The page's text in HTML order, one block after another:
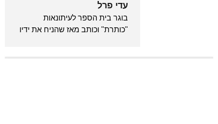
עדי פרל
בוגר בית הספר לעיתונאות
"כותרת" וכותב מאז שהניח את ידיו